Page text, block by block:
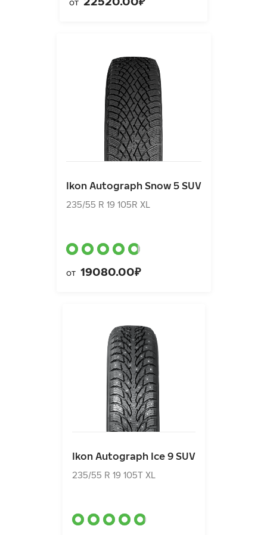
от
Ikon Autograph Snow 5 SUV
235/55 R 19 105R XL
от 19080.00₽
Ikon Autograph Ice 9 SUV
235/55 R 19 105T XL
Ikon Autograph Snow 5 SUV
235/55 R 19 105R XL
от19080.00₽
Ikon Autograph Ice 9 SUV
235/55 R 19 105T XL
от19600.00₽